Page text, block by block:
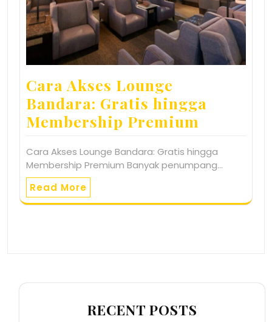
Cara Akses Lounge
Bandara: Gratis hingga
Membership Premium
Cara Akses Lounge Bandara: Gratis hingga
Membership Premium Banyak penumpang…
Read More
RECENT POSTS